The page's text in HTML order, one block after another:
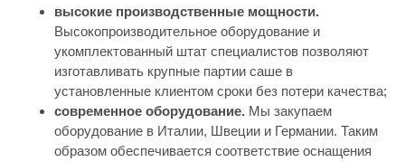
высокие производственные мощности.
Высокопроизводительное оборудование и
укомплектованный штат специалистов позволяют
изготавливать крупные партии саше в
установленные клиентом сроки без потери качества;
современное оборудование. Мы закупаем
оборудование в Италии, Швеции и Германии. Таким
образом обеспечивается соответствие оснащения